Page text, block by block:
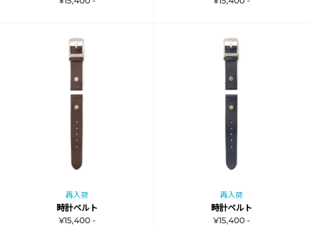
再入荷
時計ベルト
¥15,400 -
再入荷
時計ベルト
¥15,400 -